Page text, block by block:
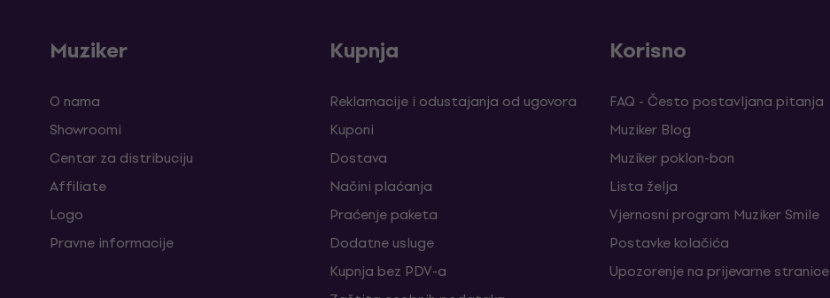
Muziker
O nama
Showroomi
Centar za distribuciju
Affiliate
Logo
Pravne informacije
Kupnja
Reklamacije i odustajanja od ugovora
Kuponi
Dostava
Načini plaćanja
Praćenje paketa
Dodatne usluge
Kupnja bez PDV-a
Korisno
FAQ - Često postavljana pitanja
Muziker Blog
Muziker poklon-bon
Lista želja
Vjernosni program Muziker Smile
Postavke kolačića
Upozorenje na prijevarne stranice